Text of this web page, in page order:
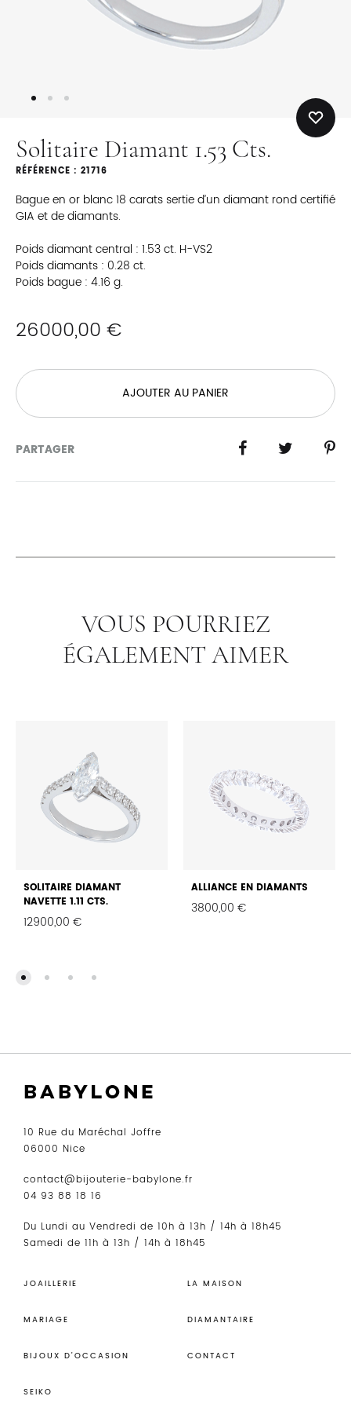
Solitaire Diamant 1.53 Cts.
RÉFÉRENCE : 21716
Bague en or blanc 18 carats sertie d’un diamant rond certifié
GIA et de diamants.
Poids diamant central : 1.53 ct. H-VS2
Poids diamants : 0.28 ct.
Poids bague : 4.16 g.
26000,00 €
AJOUTER AU PANIER
PARTAGER
VOUS POURRIEZ
ÉGALEMENT AIMER
SOLITAIRE DIAMANT
NAVETTE 1.11 CTS.
12900,00 €
ALLIANCE EN DIAMANTS
3800,00 €
10 Rue du Maréchal Joffre
06000 Nice
contact@bijouterie-babylone.fr
04 93 88 18 16
Du Lundi au Vendredi de 10h à 13h / 14h à 18h45
Samedi de 11h à 13h / 14h à 18h45
JOAILLERIE
MARIAGE
BIJOUX D’OCCASION
SEIKO
LA MAISON
DIAMANTAIRE
CONTACT